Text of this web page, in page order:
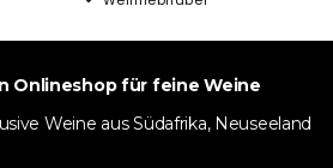
Onlineshop für feine Weine
Weine aus Südafrika, Neuseeland